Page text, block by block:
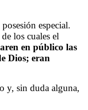
especial.
los cuales el
en público las
Dios; eran
y, sin duda alguna,